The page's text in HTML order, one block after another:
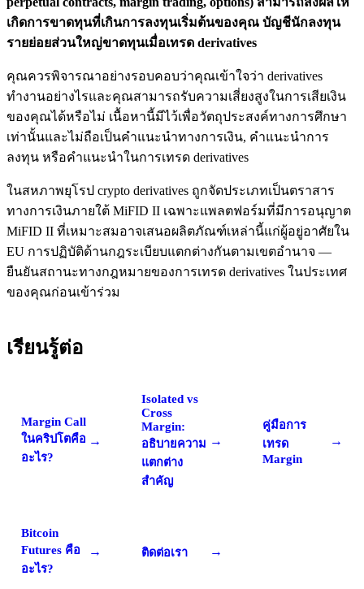
เกิดการขาดทุนที่เกินการลงทุนเริ่มต้นของคุณ บัญชีนักลงทุน
รายย่อยส่วนใหญ่ขาดทุนเมื่อเทรด derivatives
คุณควรพิจารณาอย่างรอบคอบว่าคุณเข้าใจว่า derivatives
ทำงานอย่างไรและคุณสามารถรับความเสี่ยงสูงในการเสียเงิน
ของคุณได้หรือไม่ เนื้อหานี้มีไว้เพื่อวัตถุประสงค์ทางการศึกษา
เท่านั้นและไม่ถือเป็นคำแนะนำทางการเงิน, คำแนะนำการ
ลงทุน หรือคำแนะนำในการเทรด derivatives
ในสหภาพยุโรป crypto derivatives ถูกจัดประเภทเป็นตราสาร
ทางการเงินภายใต้ MiFID II เฉพาะแพลตฟอร์มที่มีการอนุญาต
MiFID II ที่เหมาะสมอาจเสนอผลิตภัณฑ์เหล่านี้แก่ผู้อยู่อาศัยใน
EU การปฏิบัติด้านกฎระเบียบแตกต่างกันตามเขตอำนาจ —
ยืนยันสถานะทางกฎหมายของการเทรด derivatives ในประเทศ
ของคุณก่อนเข้าร่วม
เรียนรู้ต่อ
Margin Call
ในคริปโตคือ
อะไร?
→
Isolated vs
Cross
Margin:
อธิบายความ
แตกต่าง
สำคัญ
→
คู่มือการ
เทรด
Margin
→
Bitcoin
Futures คือ
อะไร?
→ ติดต่อเรา →